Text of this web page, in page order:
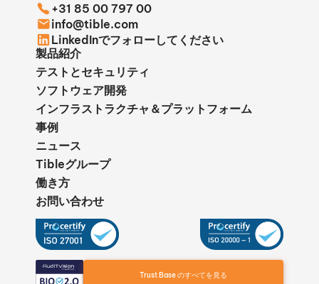
+31 85 00 797 00
info@tible.com
LinkedInでフォローしてください
製品紹介
テストとセキュリティ
ソフトウェア開発
インフラストラクチャ＆プラットフォーム
事例
ニュース
Tibleグループ
働き方
お問い合わせ
Trust Base のすべてを見る